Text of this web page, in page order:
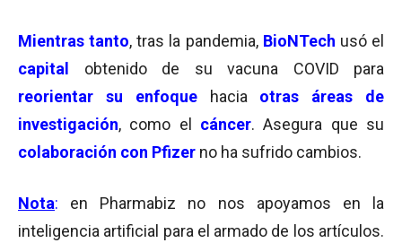
Mientras tanto, tras la pandemia, BioNTech usó el
capital
obtenido de su vacuna COVID para
reorientar su
enfoque hacia otras áreas de
investigación, como el cáncer. Asegura que su
colaboración con Pfizer no ha sufrido cambios.
Nota: en Pharmabiz no nos apoyamos en la
inteligencia artificial para el armado de los artículos.